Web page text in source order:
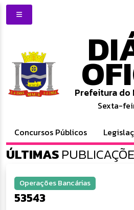
Prefeitura do
Sexta-
Concursos Públicos
ÚLTIMAS
Operações Bancárias
53543